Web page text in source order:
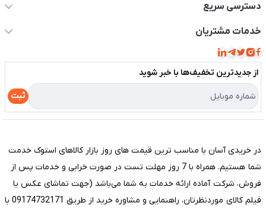
دسترسی سریع
حساب کاربری
مجله فروشگاه
لیست محصولات
درباره ما
تماس با ما
خدمات مشتریان
قوانین و مقررات
حریم خصوصی
راهنما
از جدید‌ترین تخفیف‌ها با‌ خبر شوید
ثبت
در خریدی آسان با مناسب ترین قیمت های روز بازار کالاهای استوک خدمت
شما هستیم. همراه با 7 روز مهلت تست در صورت خرابی و خدمات پس از
فروش، شرکت آماده ارائه خدمات به شما می‌باشد (جهت تماشای عکس یا
فیلم کالای موردنظرتان، راهنمایی و مشاوره خرید از طریق 09174732171 با